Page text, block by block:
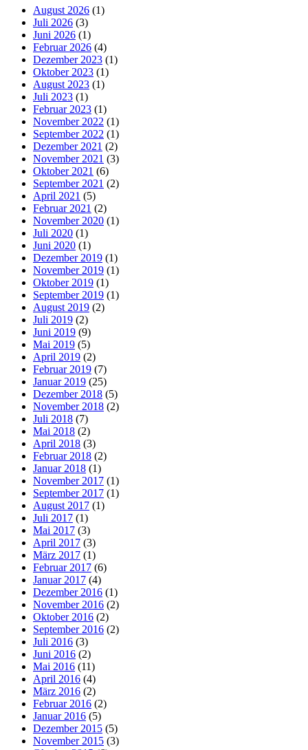
August 2026 (1)
Juli 2026 (3)
Juni 2026 (1)
Februar 2026 (4)
Dezember 2023 (1)
Oktober 2023 (1)
August 2023 (1)
Juli 2023 (1)
Februar 2023 (1)
November 2022 (1)
September 2022 (1)
Dezember 2021 (2)
November 2021 (3)
Oktober 2021 (6)
September 2021 (2)
April 2021 (5)
Februar 2021 (2)
November 2020 (1)
Juli 2020 (1)
Juni 2020 (1)
Dezember 2019 (1)
November 2019 (1)
Oktober 2019 (1)
September 2019 (1)
August 2019 (2)
Juli 2019 (2)
Juni 2019 (9)
Mai 2019 (5)
April 2019 (2)
Februar 2019 (7)
Januar 2019 (25)
Dezember 2018 (5)
November 2018 (2)
Juli 2018 (7)
Mai 2018 (2)
April 2018 (3)
Februar 2018 (2)
Januar 2018 (1)
November 2017 (1)
September 2017 (1)
August 2017 (1)
Juli 2017 (1)
Mai 2017 (3)
April 2017 (3)
März 2017 (1)
Februar 2017 (6)
Januar 2017 (4)
Dezember 2016 (1)
November 2016 (2)
Oktober 2016 (2)
September 2016 (2)
Juli 2016 (3)
Juni 2016 (2)
Mai 2016 (11)
April 2016 (4)
März 2016 (2)
Februar 2016 (2)
Januar 2016 (5)
Dezember 2015 (5)
November 2015 (3)